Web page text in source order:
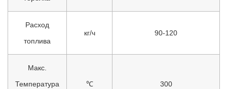
Расход
топлива
кг/ч 90-120
Макс.
Температура
℃ 300